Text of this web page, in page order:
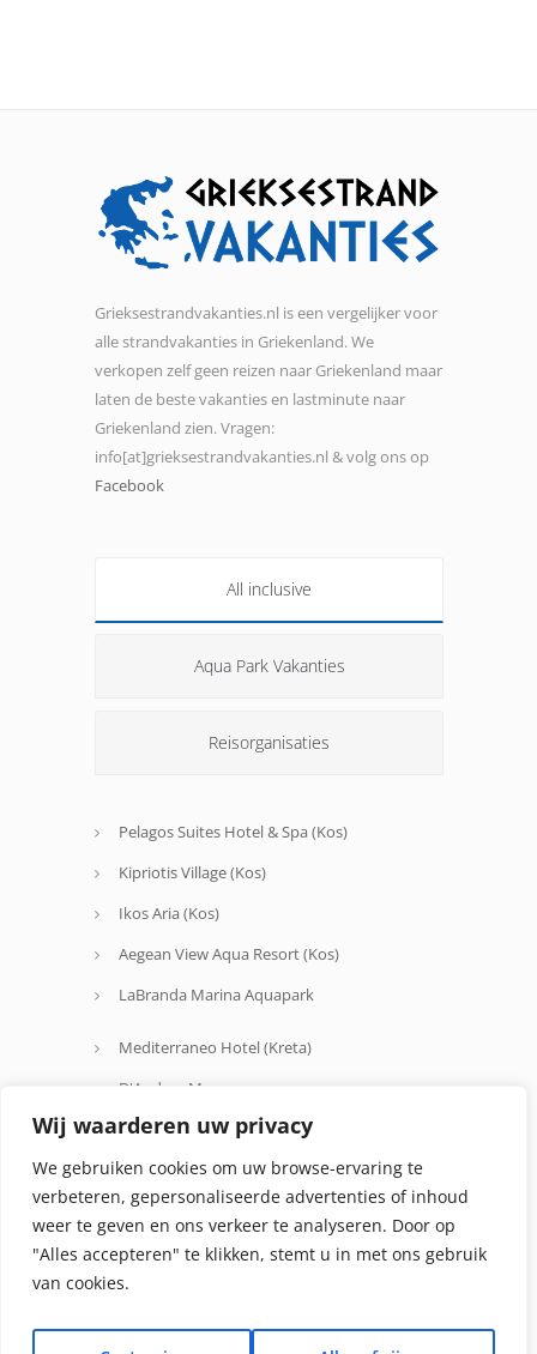
Wij waarderen uw privacy
We gebruiken cookies om uw browse-ervaring te
verbeteren, gepersonaliseerde advertenties of inhoud
weer te geven en ons verkeer te analyseren. Door op
"Alles accepteren" te klikken, stemt u in met ons gebruik
van cookies.
Grieksestrandvakanties.nl is een vergelijker voor
alle strandvakanties in Griekenland. We
verkopen zelf geen reizen naar Griekenland maar
laten de beste vakanties en lastminute naar
Griekenland zien. Vragen:
info[at]grieksestrandvakanties.nl & volg ons op
Facebook
All inclusive
Aqua Park Vakanties
Reisorganisaties
Pelagos Suites Hotel & Spa (Kos)
Kipriotis Village (Kos)
Ikos Aria (Kos)
Aegean View Aqua Resort (Kos)
LaBranda Marina Aquapark
Mediterraneo Hotel (Kreta)
D'Andrea Mare
Avra Beach
Oceanis Hotel